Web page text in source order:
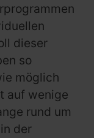
dieser
so
möglich
auf wenige
rund um
der